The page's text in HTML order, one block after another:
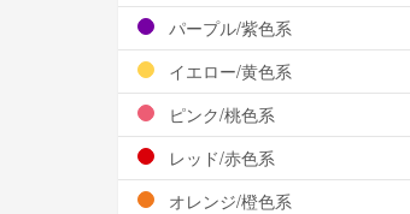
パープル/紫色系
イエロー/黄色系
ピンク/桃色系
レッド/赤色系
オレンジ/橙色系